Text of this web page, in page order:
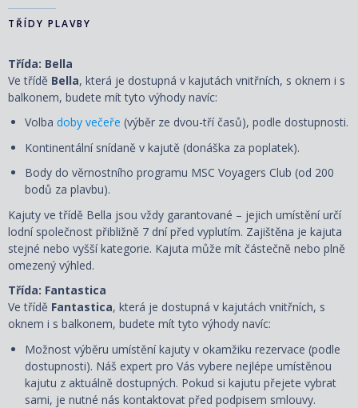
TŘÍDY PLAVBY
Třída: Bella
Ve třídě Bella, která je dostupná v kajutách vnitřních, s oknem i s
balkonem, budete mít tyto výhody navíc:
Volba doby večeře (výběr ze dvou-tří časů), podle dostupnosti.
Kontinentální snídaně v kajutě (donáška za poplatek).
Body do věrnostního programu MSC Voyagers Club (od 200
bodů za plavbu).
Kajuty ve třídě Bella jsou vždy garantované – jejich umístění určí
lodní společnost přibližně 7 dní před vyplutím. Zajištěna je kajuta
stejné nebo vyšší kategorie. Kajuta může mít částečně nebo plně
omezený výhled.
Třída: Fantastica
Ve třídě Fantastica, která je dostupná v kajutách vnitřních, s
oknem i s balkonem, budete mít tyto výhody navíc:
Možnost výběru umístění kajuty v okamžiku rezervace (podle
dostupnosti). Náš expert pro Vás vybere nejlépe umístěnou
kajutu z aktuálně dostupných. Pokud si kajutu přejete vybrat
sami, je nutné nás kontaktovat před podpisem smlouvy.